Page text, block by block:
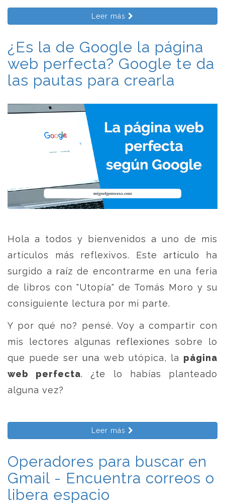
Leer más
¿Es la de Google la página
web perfecta? Google te da
las pautas para crearla
Hola a todos y bienvenidos a uno de mis
artículos más reflexivos. Este artículo ha
surgido a raíz de encontrarme en una feria
de libros con "Utopía" de Tomás Moro y su
consiguiente lectura por mi parte.
Y por qué no? pensé. Voy a compartir con
mis lectores algunas reflexiones sobre lo
que puede ser una web utópica, la página
web perfecta. ¿te lo habías planteado
alguna vez?
Leer más
Operadores para buscar en
Gmail - Encuentra correos o
libera espacio